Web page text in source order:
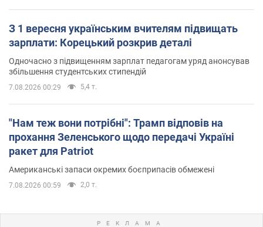
З 1 вересня українським вчителям підвищать
зарплати: Корецький розкрив деталі
Одночасно з підвищенням зарплат педагогам уряд анонсував
збільшення студентських стипендій
7.08.2026 00:29 5,4 т.
"Нам теж вони потрібні": Трамп відповів на
прохання Зеленського щодо передачі Україні
ракет для Patriot
Американські запаси окремих боєприпасів обмежені
7.08.2026 00:59 2,0 т.